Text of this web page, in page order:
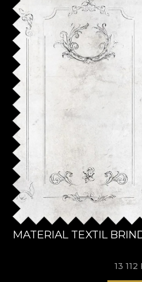
MATERIAL TEXTIL
13 112